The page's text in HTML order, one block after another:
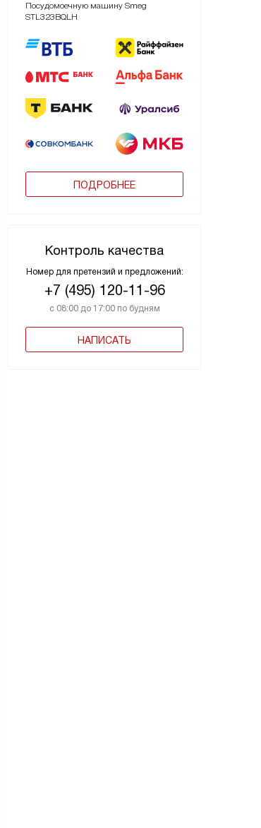
Посудомоечную машину Smeg
STL323BQLH
ПОДРОБНЕЕ
Контроль качества
Номер для претензий и предложений:
+7 (495) 120-11-96
с 08:00 до 17:00 по будням
НАПИСАТЬ